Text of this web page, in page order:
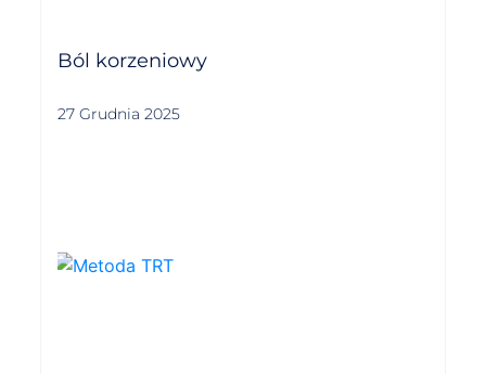
Ból korzeniowy
27 Grudnia 2025